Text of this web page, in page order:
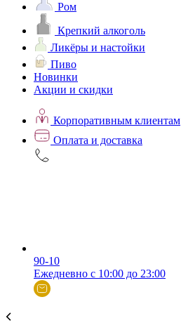
Ром
Крепкий алкоголь
Ликёры и настойки
Пиво
Новинки
Акции и скидки
Корпоративным клиентам
Оплата и доставка
90-10
Ежедневно с 10:00 до 23:00